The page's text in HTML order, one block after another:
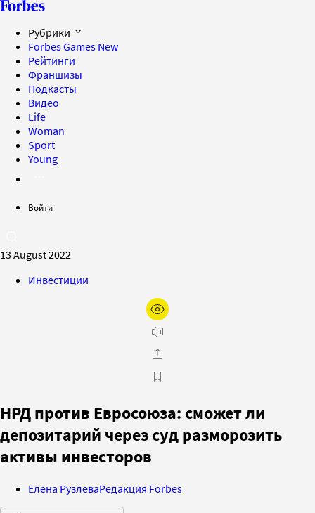
Рубрики
Forbes Games New
Рейтинги
Франшизы
Подкасты
Видео
Life
Woman
Sport
Young
Войти
13 August 2022
Инвестиции
НРД против Евросоюза: сможет ли
депозитарий через суд разморозить
активы инвесторов
Елена РузлеваРедакция Forbes